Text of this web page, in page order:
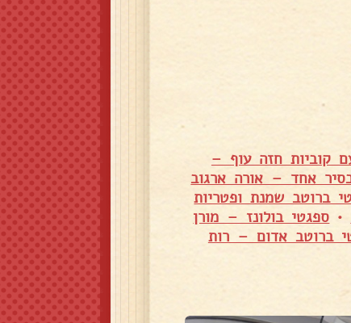
קוביות חזה עוף –
אחד – אורה ארגוב
ברוטב שמנת ופטריות
• ספגטי בולונז – מורן
ברוטב אדום – רות